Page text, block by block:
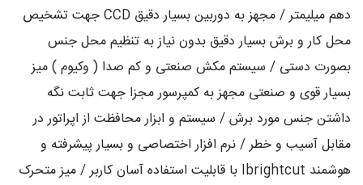
دهم میلیمتر / مجهز به دوربین بسیار دقیق CCD جهت تشخیص
محل کار و برش بسیار دقیق بدون نیاز به تنظیم محل جنس
بصورت دستی / سیستم مکش صنعتی و کم صدا ( وکیوم ) میز
بسیار قوی و صنعتی مجهز به کمپرسور مجزا جهت ثابت نگه
داشتن جنس مورد برش / سیستم و ابزار محافظت از اپراتور در
مقابل آسیب و خطر / نرم افزار اختصاصی و بسیار پیشرفته و
هوشمند Ibrightcut با قابلیت استفاده آسان کاربر / میز متحرک